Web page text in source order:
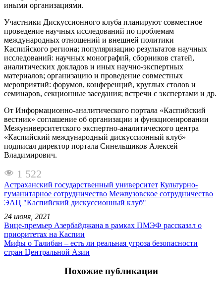
иными организациями.
Участники Дискуссионного клуба планируют совместное
проведение научных исследований по проблемам
международных отношений и внешней политики
Каспийского региона; популяризацию результатов научных
исследований: научных монографий, сборников статей,
аналитических докладов и иных научно-экспертных
материалов; организацию и проведение совместных
мероприятий: форумов, конференций, круглых столов и
семинаров, секционные заседания; встречи с экспертами и др.
От Информационно-аналитического портала «Каспийский
вестник» соглашение об организации и функционировании
Межуниверситетского экспертно-аналитического центра
«Каспийский международный дискуссионный клуб»
подписал директор портала Синельщиков Алексей
Владимирович.
1 522
Астраханский государственный университет Культурно-
гуманитарное сотрудничество Межвузовское сотрудничество
ЭАЦ "Каспийский дискуссионный клуб"
24 июня, 2021
Вице-премьер Азербайджана в рамках ПМЭФ рассказал о
приоритетах на Каспии
Мифы о Талибан – есть ли реальная угроза безопасности
стран Центральной Азии
Похожие публикации